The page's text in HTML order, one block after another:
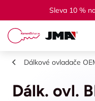
Sleva 10 %
Dálkové ovladače
Dálk. ovl.